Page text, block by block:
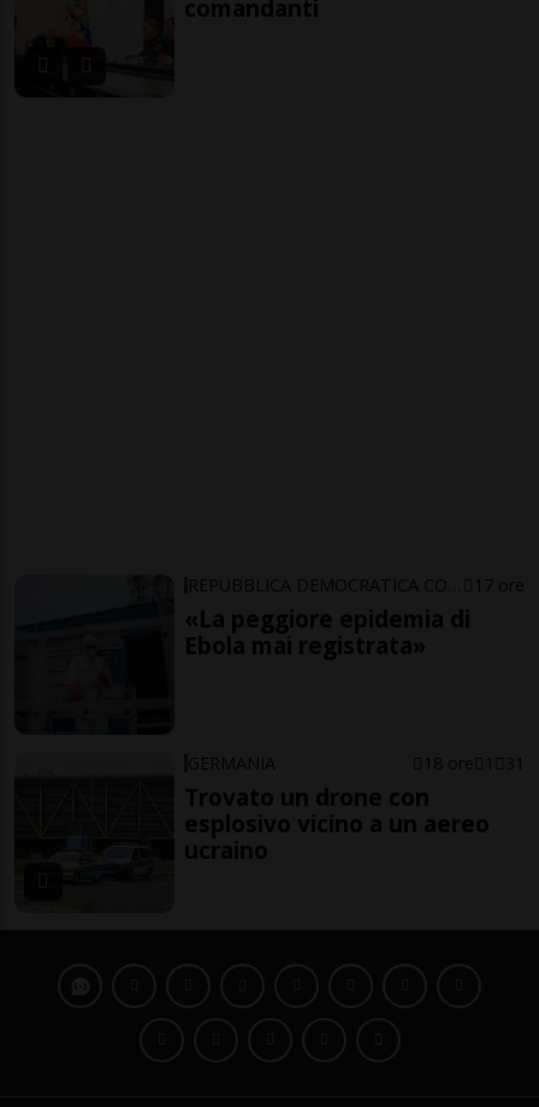
comandanti
17 ore
«La peggiore epidemia di
Ebola mai registrata»
GERMANIA 18 ore 1 31
Trovato un drone con
esplosivo vicino a un aereo
ucraino